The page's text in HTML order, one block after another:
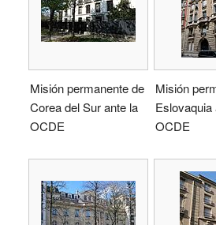
Misión permanente de
Corea del Sur ante la
OCDE
Misión
Eslovaquia
OCDE